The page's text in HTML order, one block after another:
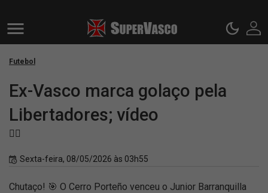
Futebol
Ex-Vasco marca golaço pela
Libertadores; vídeo
🏴‍☠️
Sexta-feira, 08/05/2026 às 03h55
Chutaço! 🎯 O Cerro Porteño venceu o Junior Barranquilla